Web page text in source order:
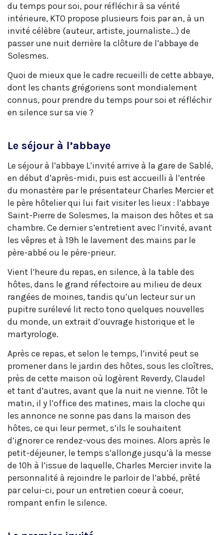
du temps pour soi, pour réfléchir à sa vérité
intérieure, KTO propose plusieurs fois par an, à un
invité célèbre (auteur, artiste, journaliste…) de
passer une nuit derrière la clôture de l’abbaye de
Solesmes.
Quoi de mieux que le cadre recueilli de cette abbaye,
dont les chants grégoriens sont mondialement
connus, pour prendre du temps pour soi et réfléchir
en silence sur sa vie ?
Le séjour à l’abbaye
Le séjour à l’abbaye L’invité arrive à la gare de Sablé,
en début d’après-midi, puis est accueilli à l’entrée
du monastère par le présentateur Charles Mercier et
le père hôtelier qui lui fait visiter les lieux : l’abbaye
Saint-Pierre de Solesmes, la maison des hôtes et sa
chambre. Ce dernier s’entretient avec l’invité, avant
les vêpres et à 19h le lavement des mains par le
père-abbé ou le père-prieur.
Vient l’heure du repas, en silence, à la table des
hôtes, dans le grand réfectoire au milieu de deux
rangées de moines, tandis qu’un lecteur sur un
pupitre surélevé lit recto tono quelques nouvelles
du monde, un extrait d’ouvrage historique et le
martyrologe.
Après ce repas, et selon le temps, l’invité peut se
promener dans le jardin des hôtes, sous les cloîtres,
près de cette maison où logèrent Reverdy, Claudel
et tant d’autres, avant que la nuit ne vienne. Tôt le
matin, il y l’office des matines, mais la cloche qui
les annonce ne sonne pas dans la maison des
hôtes, ce qui leur permet, s’ils le souhaitent
d’ignorer ce rendez-vous des moines. Alors après le
petit-déjeuner, le temps s’allonge jusqu’à la messe
de 10h à l’issue de laquelle, Charles Mercier invite la
personnalité à rejoindre le parloir de l’abbé, prêté
par celui-ci, pour un entretien coeur à coeur,
rompant enfin le silence.